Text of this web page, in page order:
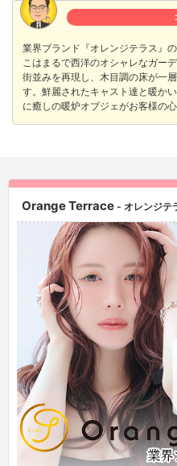
業界ブランド『オレンジテラス』
こはまるで西洋のオシャレなガー
街並みを再現し、木目調の床が一
す。鮮麗されたキャスト達と暖か
に癒しの暖炉オブジェがお客様の
Orange Terrace - オレンジテ